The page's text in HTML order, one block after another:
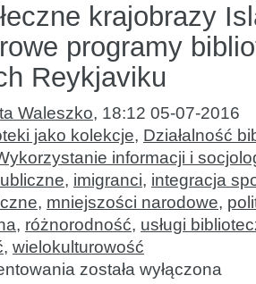
krajobrazy
programy
Reykjaviku
Waleszko, 18:12 05-07-2016
jako kolekcje, Działalność
informacji i
, imigranci, integracja
, mniejszości narodowe,
, różnorodność, usługi
, wielokulturowość
Nowe
społeczne
została wyłączona